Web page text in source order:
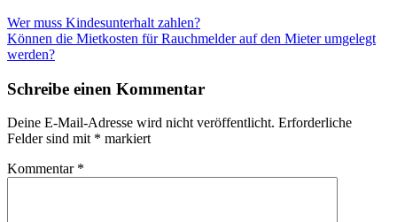
Wer muss Kindesunterhalt zahlen?
Können die Mietkosten für Rauchmelder auf den Mieter umgelegt
werden?
Schreibe einen Kommentar
Deine E-Mail-Adresse wird nicht veröffentlicht. Erforderliche
Felder sind mit * markiert
Kommentar *